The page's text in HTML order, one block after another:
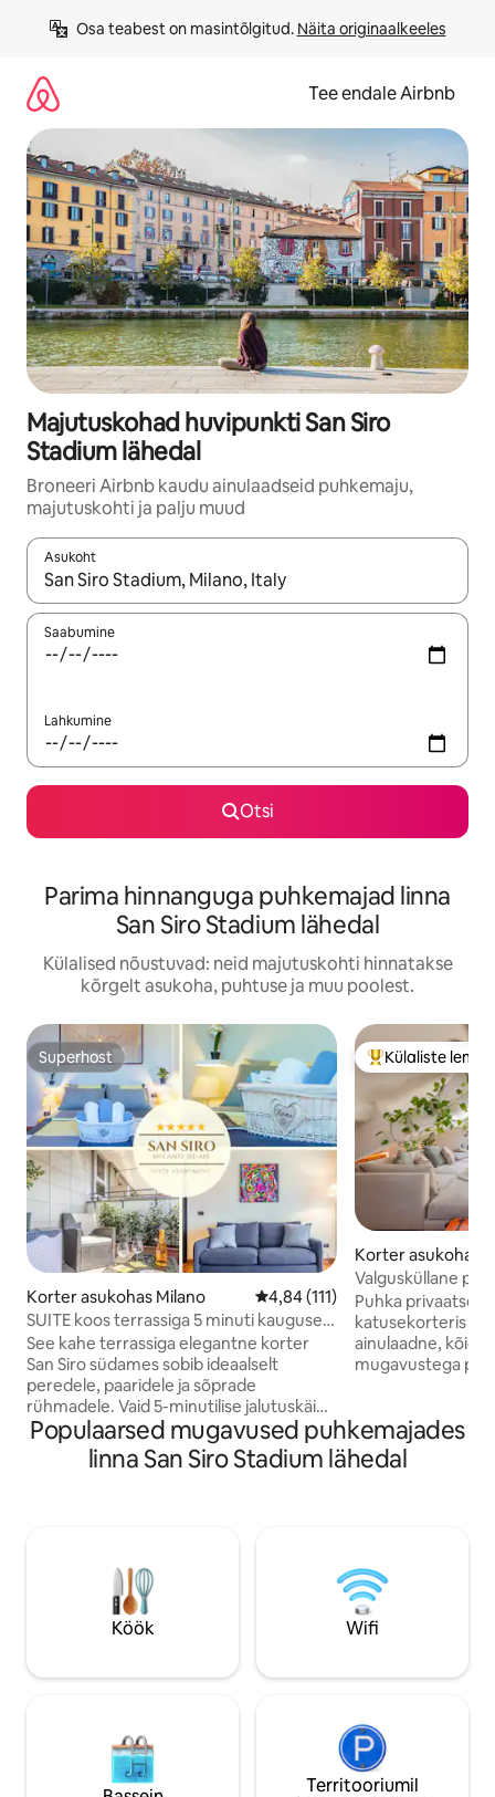
Osa teabest on masintõlgitud. Näita originaalkeeles
Tee endale Airbnb
Majutuskohad huvipunkti San Siro
Stadium lähedal
Broneeri Airbnb kaudu ainulaadseid puhkemaju,
majutuskohti ja palju muud
Asukoht
Kui tulemused on kuvatud, liigu ekraanil nooleklahvidega või
Saabumine
Lahkumine
Otsi
Parima hinnanguga puhkemajad linna
San Siro Stadium lähedal
Külalised nõustuvad: neid majutuskohti hinnatakse
kõrgelt asukoha, puhtuse ja muu poolest.
Superhost
Superhost
Korter asukohas Milano Keskmine hinnang 4,84/5, 111
4,84 (111)
SUITE koos terrassiga 5 minuti kaugusel
San Sirost [JALGSI]
See kahe terrassiga elegantne korter
San Siro südames sobib ideaalselt
peredele, paaridele ja sõprade
rühmadele. Vaid 5-minutilise jalutuskäigu
kaugusel San Sirost ja võidusõiduradade
lähedal on see ideaalne baas matšide,
kontsertide ja messide jaoks (Salone del
valgusküllane ja hästi paigutatud korter,
kus kogeda Milano parimaid külgi.
Broneeri kohe ja naudi ainulaadset
Külaliste suur
Külaliste
Korter asukohas
Valgusküllane
konditsioneeriga,
rahulik
Puhka privaatses
katusekorteris
ainulaadne, kõigi
mugavustega
on täielikult
laud/tööruum,
kodukinosüsteem
saaksid nautida
linnapuhkust.
Populaarsed mugavused puhkemajades
linna San Siro Stadium lähedal
Köök Wifi
Territooriumil